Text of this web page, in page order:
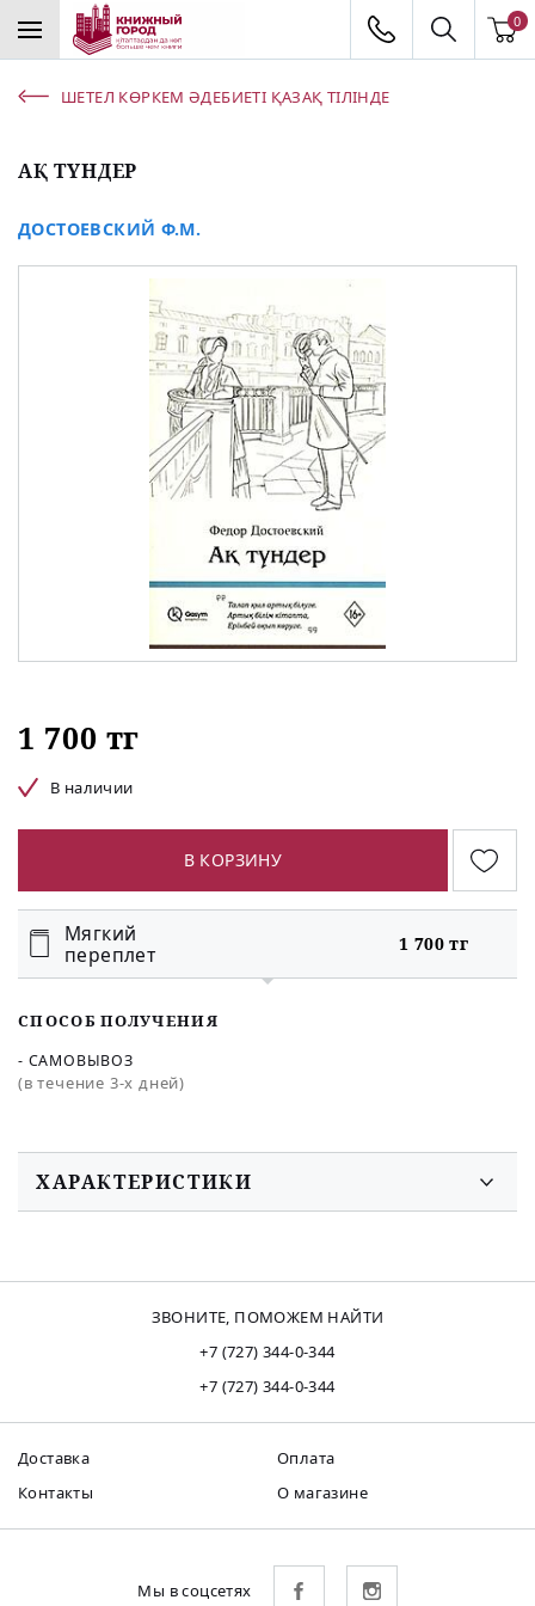
0
ШЕТЕЛ КӨРКЕМ ӘДЕБИЕТІ ҚАЗАҚ ТІЛІНДЕ
АҚ ТҮНДЕР
ДОСТОЕВСКИЙ Ф.М.
1 700 тг
В наличии
В КОРЗИНУ
Мягкий
переплет
1 700 тг
СПОСОБ ПОЛУЧЕНИЯ
- САМОВЫВОЗ
(в течение 3-х дней)
ХАРАКТЕРИСТИКИ
ЗВОНИТЕ, ПОМОЖЕМ НАЙТИ
+7 (727) 344-0-344
+7 (727) 344-0-344
Доставка
Оплата
Контакты
О магазине
Мы в соцсетях